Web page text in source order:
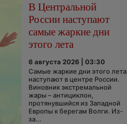
В Центральной
России наступают
самые жаркие дни
этого лета
6 августа 2026 | 03:30
Самые жаркие дни этого лета
наступают в центре России.
Виновник экстремальной
жары – антициклон,
протянувшийся из Западной
Европы к берегам Волги. Из-
за...